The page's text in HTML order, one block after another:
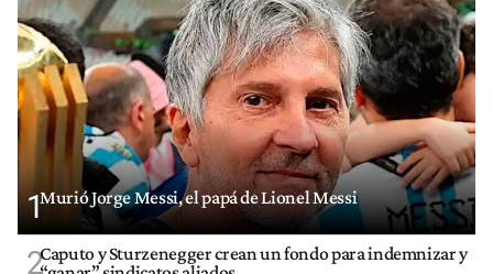
1Murió Jorge Messi, el papá de Lionel Messi
2Caputo y Sturzenegger crean un fondo para indemnizar y